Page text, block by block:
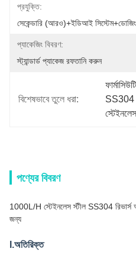
প্রযুক্তি:
সেকেন্ডারি (আরও)+ইডিআই সিস্টেম+ডোজিং
প্যাকেজিং বিবরণ:
স্ট্যান্ডার্ড প্যাকেজ রফতানি করুন
বিশেষভাবে তুলে ধরা:
SS304
পণ্যের বিবরণ
1000L/H স্টেইনলেস স্টীল SS304 রিভার্স
জন্য
I.অতিরিক্ত